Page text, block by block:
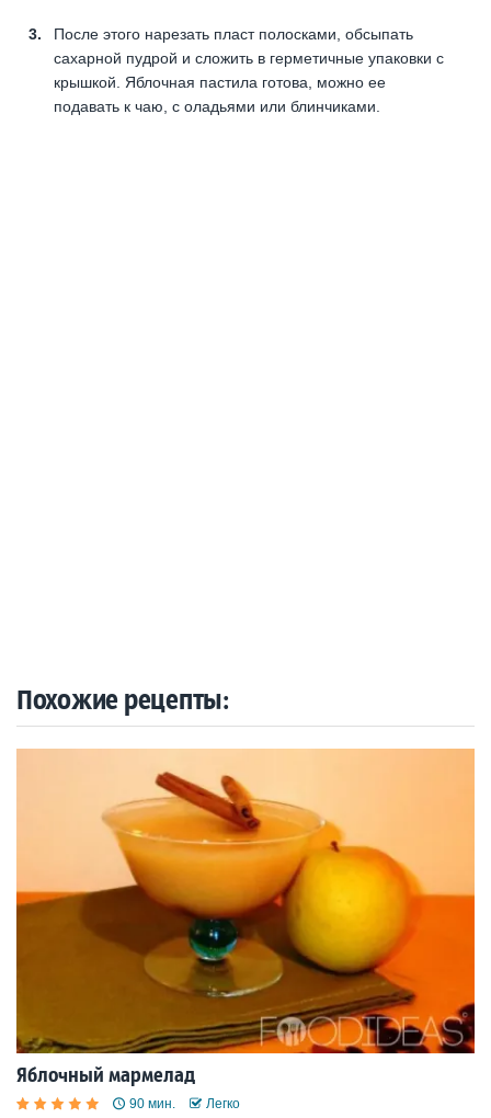
После этого нарезать пласт полосками, обсыпать
сахарной пудрой и сложить в герметичные упаковки с
крышкой. Яблочная пастила готова, можно ее
подавать к чаю, с оладьями или блинчиками.
Похожие рецепты:
Яблочный мармелад
90 мин. Легко